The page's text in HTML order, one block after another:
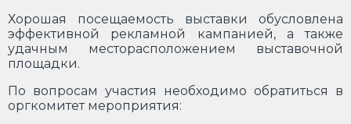
Хорошая посещаемость выставки обусловлена
эффективной рекламной кампанией, а также
удачным месторасположением выставочной
площадки.
По вопросам участия необходимо обратиться в
оргкомитет мероприятия: